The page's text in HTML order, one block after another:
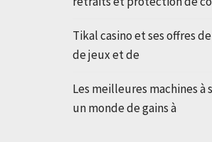
Tikal casino et ses offres
de jeux et de
Les meilleures machines à
un monde de gains à